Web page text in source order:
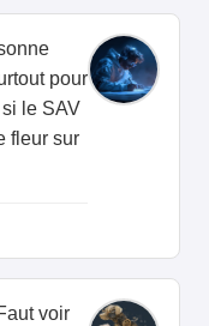
pour
le SAV
fleur sur
voir